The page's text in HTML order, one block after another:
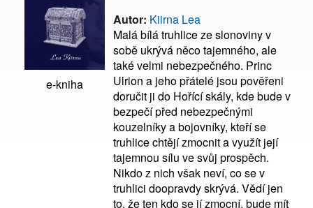
e-kniha
Autor: Kiirna Lea
Malá bílá truhlice ze slonoviny v
sobě ukrývá něco tajemného, ale
také velmi nebezpečného. Princ
Ulrion a jeho přátelé jsou pověřeni
doručit ji do Hořící skály, kde bude v
bezpečí před nebezpečnými
kouzelníky a bojovníky, kteří se
truhlice chtějí zmocnit a využít její
tajemnou sílu ve svůj prospěch.
Nikdo z nich však neví, co se v
truhlici doopravdy skrývá. Vědí jen
to, že ten kdo se jí zmocní, bude mít